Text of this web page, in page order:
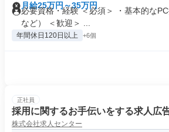
月給25万円～35万円
必要資格・経験 ＜必須＞ ・基本的な
など） ＜歓迎＞ ...
年間休日120日以上 +6個
正社員
採用に関するお手伝いをする求人広
株式会社求人センター